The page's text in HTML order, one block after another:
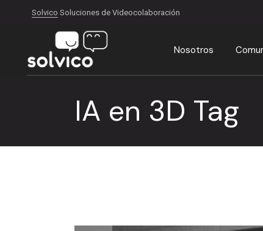
Solvico Soluciones de Videocolaboración
Nosotros
IA en 3D Tag